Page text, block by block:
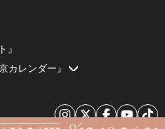
』
カレンダー』